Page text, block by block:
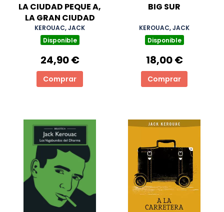
LA CIUDAD PEQUE A,
LA GRAN CIUDAD
KEROUAC, JACK
Disponible
24,90 €
Comprar
BIG SUR
KEROUAC, JACK
Disponible
18,00 €
Comprar